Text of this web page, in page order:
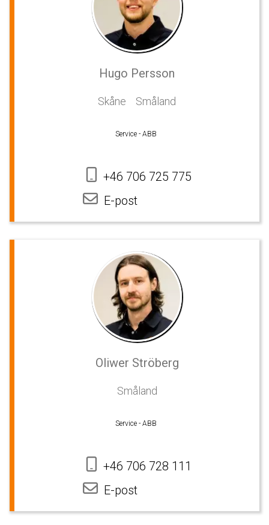
Hugo Persson
Skåne Småland
Service - ABB
+46 706 725 775
E-post
Oliwer Ströberg
Småland
Service - ABB
+46 706 728 111
E-post